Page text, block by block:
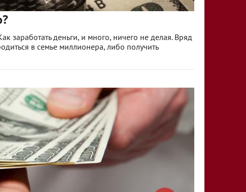
заработать деньги, и много, ничего не делая. Вряд
в семье миллионера, либо получить